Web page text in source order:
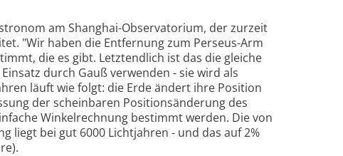
am Shanghai-Observatorium, der zurzeit
"Wir haben die Entfernung zum Perseus-Arm
die es gibt. Letztendlich ist das die gleiche
durch Gauß verwenden - sie wird als
läuft wie folgt: die Erde ändert ihre Position
der scheinbaren Positionsänderung des
Winkelrechnung bestimmt werden. Die von
liegt bei gut 6000 Lichtjahren - und das auf 2%